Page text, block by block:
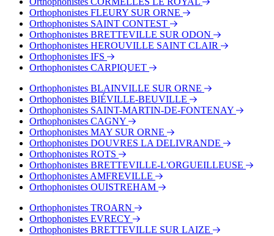
Orthophonistes FLEURY SUR ORNE
Orthophonistes SAINT CONTEST
Orthophonistes BRETTEVILLE SUR ODON
Orthophonistes HEROUVILLE SAINT CLAIR
Orthophonistes IFS
Orthophonistes CARPIQUET
Orthophonistes BLAINVILLE SUR ORNE
Orthophonistes BIÉVILLE-BEUVILLE
Orthophonistes SAINT-MARTIN-DE-FONTENAY
Orthophonistes CAGNY
Orthophonistes MAY SUR ORNE
Orthophonistes DOUVRES LA DELIVRANDE
Orthophonistes ROTS
Orthophonistes BRETTEVILLE-L'ORGUEILLEUSE
Orthophonistes AMFREVILLE
Orthophonistes OUISTREHAM
Orthophonistes TROARN
Orthophonistes EVRECY
Orthophonistes BRETTEVILLE SUR LAIZE